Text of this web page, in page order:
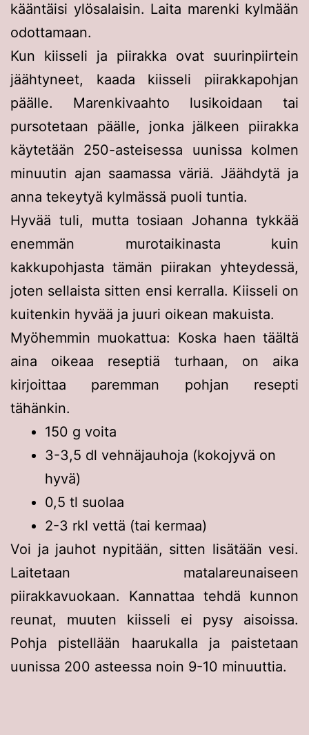
kääntäisi ylösalaisin. Laita marenki kylmään
odottamaan.
Kun kiisseli ja piirakka ovat suurinpiirtein
jäähtyneet, kaada kiisseli piirakkapohjan
päälle. Marenkivaahto lusikoidaan tai
pursotetaan päälle, jonka jälkeen piirakka
käytetään 250-asteisessa uunissa kolmen
minuutin ajan saamassa väriä. Jäähdytä ja
anna tekeytyä kylmässä puoli tuntia.
Hyvää tuli, mutta tosiaan Johanna tykkää
enemmän murotaikinasta kuin
kakkupohjasta tämän piirakan yhteydessä,
joten sellaista sitten ensi kerralla. Kiisseli on
kuitenkin hyvää ja juuri oikean makuista.
Myöhemmin muokattua: Koska haen täältä
aina oikeaa reseptiä turhaan, on aika
kirjoittaa paremman pohjan resepti
tähänkin.
150 g voita
3-3,5 dl vehnäjauhoja (kokojyvä on
hyvä)
0,5 tl suolaa
2-3 rkl vettä (tai kermaa)
Voi ja jauhot nypitään, sitten lisätään vesi.
Laitetaan matalareunaiseen
piirakkavuokaan. Kannattaa tehdä kunnon
reunat, muuten kiisseli ei pysy aisoissa.
Pohja pistellään haarukalla ja paistetaan
uunissa 200 asteessa noin 9-10 minuuttia.